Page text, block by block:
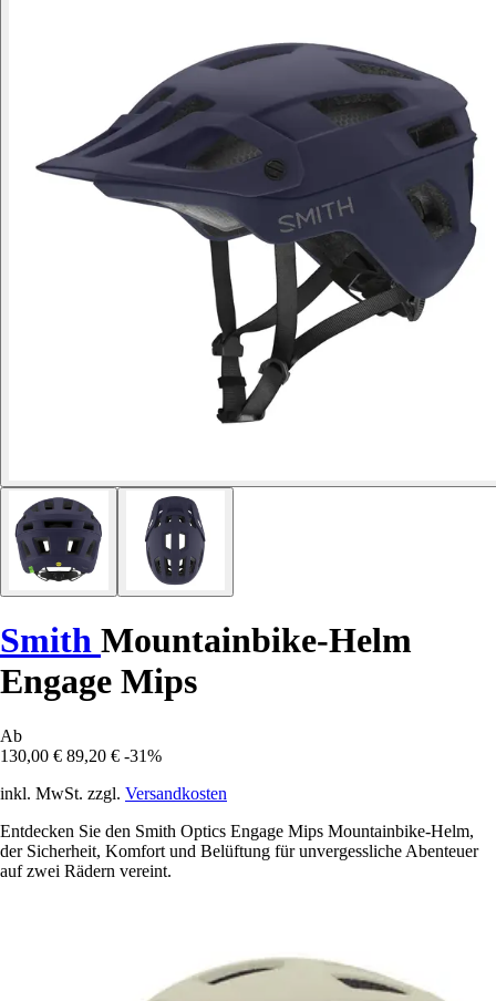
Smith Mountainbike-Helm
Engage Mips
Ab
130,00 € 89,20 € -31%
inkl. MwSt. zzgl. Versandkosten
Entdecken Sie den Smith Optics Engage Mips Mountainbike-Helm,
der Sicherheit, Komfort und Belüftung für unvergessliche Abenteuer
auf zwei Rädern vereint.